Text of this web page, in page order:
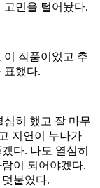
고민을 털어놨다.
이 작품이었고 추
표했다.
심히 했고 잘 마무
지연이 누나가
다. 나도 열심히
이 되어야겠다.
붙였다.